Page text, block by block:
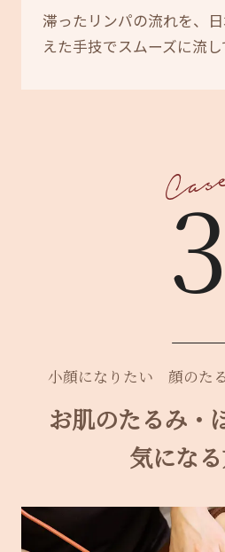
滞ったリンパの流れを、
えた手技でスムーズに流し
3
小顔になりたい 顔のた
お肌のたるみ・
気にな